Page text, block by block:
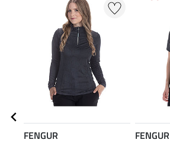
FENGUR
FENGUR